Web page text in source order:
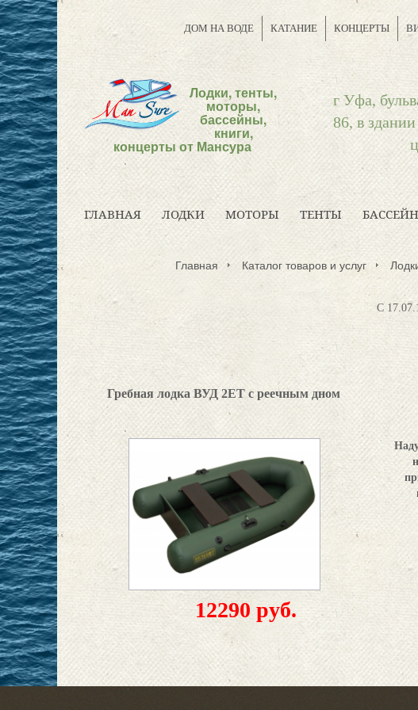
ДОМ НА ВОДЕ КАТАНИЕ КОНЦЕРТЫ
Лодки, тенты,
моторы,
бассейны,
книги,
концерты от Мансура
г Уфа,
86, в
ГЛАВНАЯ ЛОДКИ МОТОРЫ ТЕНТЫ
Главная Каталог товаров и услуг
С
Гребная лодка ВУД 2ET с реечным дном
12290 руб.